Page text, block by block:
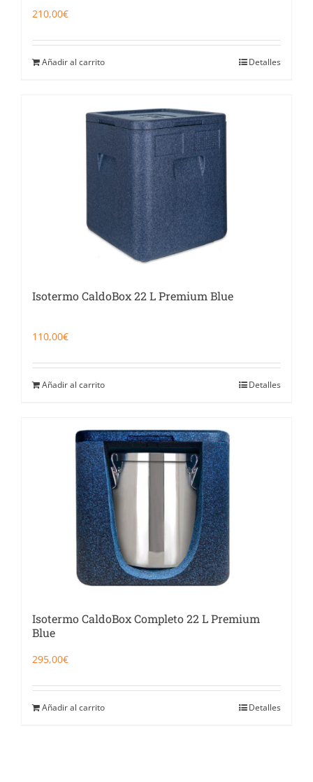
210,00€
Añadir al carrito Detalles
Isotermo CaldoBox 22 L Premium Blue
110,00€
Añadir al carrito Detalles
Isotermo CaldoBox Completo 22 L Premium
Blue
295,00€
Añadir al carrito Detalles